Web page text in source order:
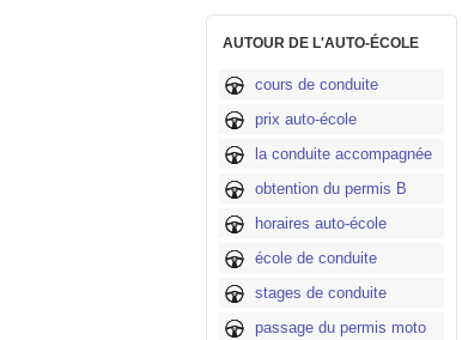
AUTOUR DE L'AUTO-ÉCOLE
cours de conduite
prix auto-école
la conduite accompagnée
obtention du permis B
horaires auto-école
école de conduite
stages de conduite
passage du permis moto